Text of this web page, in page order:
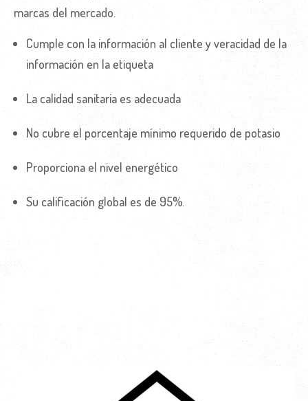
marcas del mercado.
Cumple con la información al cliente y veracidad de la
información en la etiqueta
La calidad sanitaria es adecuada
No cubre el porcentaje mínimo requerido de potasio
Proporciona el nivel energético
Su calificación global es de 95%.